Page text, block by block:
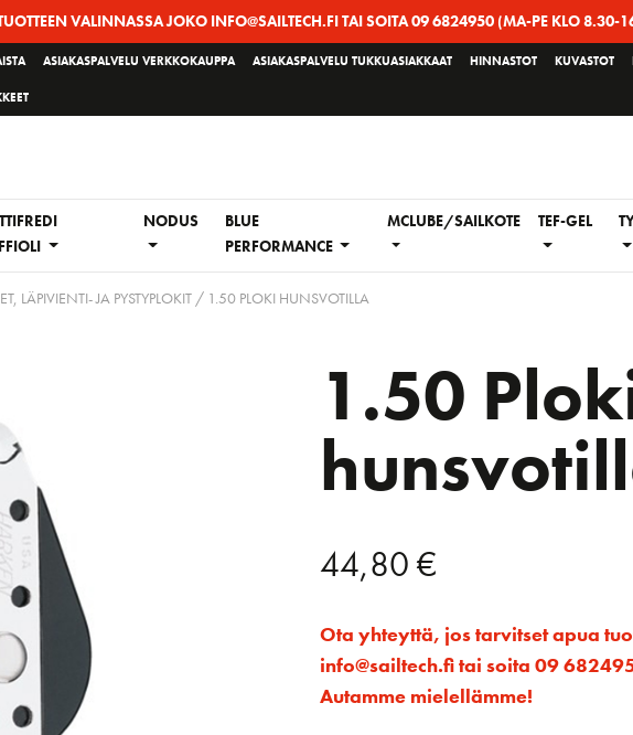
VALINNASSA JOKO INFO@SAILTECH.FI TAI SOITA 09 6824950 (MA-PE KLO 8.30-
ASIAKASPALVELU VERKKOKAUPPA ASIAKASPALVELU TUKKUASIAKKAAT HINNASTOT KUVASTOT
NODUS
BLUE
PERFORMANCE
MCLUBE/SAILKOTE TEF-GEL
LÄPIVIENTI- JA PYSTYPLOKIT/ 1.50 PLOKI HUNSVOTILLA
1.50
44,80€
Ota yhteyttä, jos tarvitset apua
info@sailtech.fi tai soita 09
Autamme mielellämme!